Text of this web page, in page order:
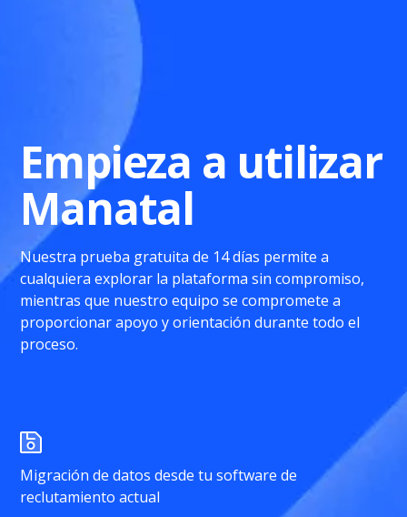
Empieza a utilizar
Manatal
Nuestra prueba gratuita de 14 días permite a
cualquiera explorar la plataforma sin compromiso,
mientras que nuestro equipo se compromete a
proporcionar apoyo y orientación durante todo el
proceso.
Migración de datos desde tu software de
reclutamiento actual